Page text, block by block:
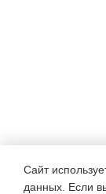
Сайт
данных. Если